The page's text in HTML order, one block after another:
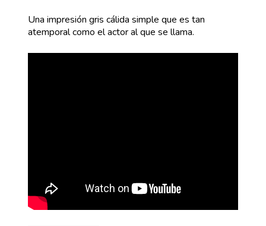
Una impresión gris cálida simple que es tan
atemporal como el actor al que se llama.